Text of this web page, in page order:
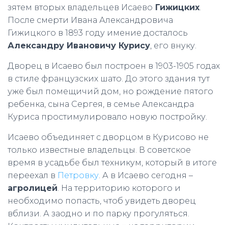
зятем вторых владельцев Исаево Гижицких.
После смерти Ивана Александровича
Гижицкого в 1893 году имение досталось
Александру Ивановичу Курису, его внуку.
Дворец в Исаево был построен в 1903-1905 годах
в стиле французских шато. До этого здания тут
уже был помещичий дом, но рождение пятого
ребенка, сына Сергея, в семье Александра
Куриса простимулировало новую постройку.
Исаево объединяет с дворцом в Курисово не
только известные владельцы. В советское
время в усадьбе был техникум, который в итоге
переехал в Петровку. А в Исаево сегодня –
агролицей. На территорию которого и
необходимо попасть, чтоб увидеть дворец
вблизи. А заодно и по парку прогуляться.